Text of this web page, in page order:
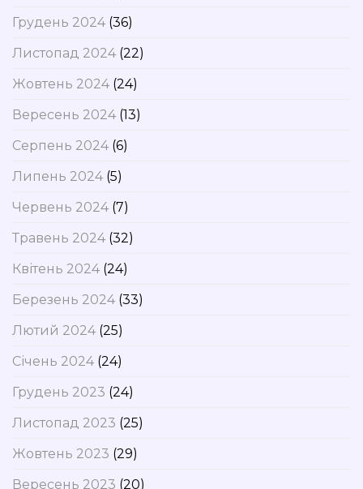
Грудень 2024(36)
Листопад 2024(22)
Жовтень 2024(24)
Вересень 2024(13)
Серпень 2024(6)
Липень 2024(5)
Червень 2024(7)
Травень 2024(32)
Квітень 2024(24)
Березень 2024(33)
Лютий 2024(25)
Січень 2024(24)
Грудень 2023 (24)
Листопад 2023 (25)
Жовтень 2023 (29)
Вересень 2023 (20)